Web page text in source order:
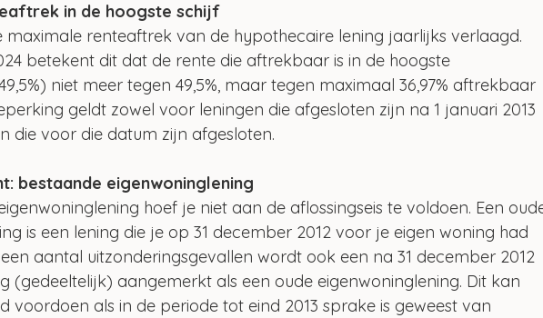
in de hoogste schijf
maximale renteaftrek van de hypothecaire lening jaarlijks verlaagd.
betekent dit dat de rente die aftrekbaar is in de hoogste
niet meer tegen 49,5%, maar tegen maximaal 36,97% aftrekbaar
geldt zowel voor leningen die afgesloten zijn na 1 januari 2013
die voor die datum zijn afgesloten.
bestaande eigenwoninglening
hoef je niet aan de aflossingseis te voldoen. Een
is een lening die je op 31 december 2012 voor je eigen woning had
aantal uitzonderingsgevallen wordt ook een na 31 december 2012
(gedeeltelijk) aangemerkt als een oude eigenwoninglening. Dit kan
voordoen als in de periode tot eind 2013 sprake is geweest van